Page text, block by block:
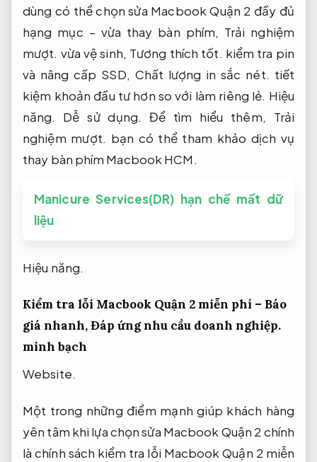
dùng có thể chọn sửa Macbook Quận 2 đầy đủ
hạng mục – vừa thay bàn phím, Trải nghiệm
mượt. vừa vệ sinh, Tương thích tốt. kiểm tra pin
và nâng cấp SSD, Chất lượng in sắc nét. tiết
kiệm khoản đầu tư hơn so với làm riêng lẻ. Hiệu
năng.
Dễ sử dụng. Để tìm hiểu thêm, Trải
nghiệm mượt. bạn có thể tham khảo dịch vụ
thay bàn phím Macbook HCM.
Manicure Services(DR) hạn chế mất dữ
liệu
Hiệu năng.
Kiểm tra lỗi Macbook Quận 2 miễn phí – Báo
giá nhanh,Đáp ứng nhu cầu doanh nghiệp.
minh bạch
Website.
Một trong những điểm mạnh giúp khách hàng
yên tâm khi lựa chọn sửa Macbook Quận 2 chính
là chính sách kiểm tra lỗi Macbook Quận 2 miễn